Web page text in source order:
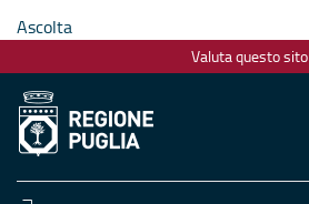
Ascolta
Valuta questo sito